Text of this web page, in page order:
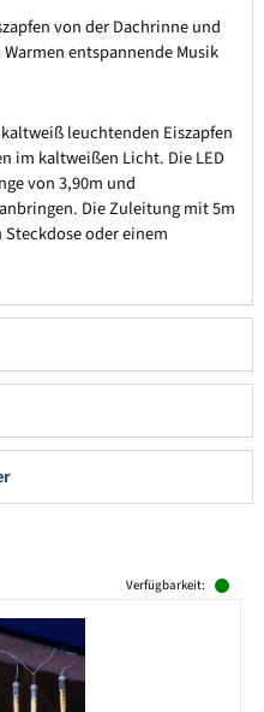
von der Dachrinne und
entspannende Musik
leuchtenden Eiszapfen
im kaltweißen Licht. Die LED
von 3,90m und
Die Zuleitung mit 5m
oder einem
Verfügbarkeit: